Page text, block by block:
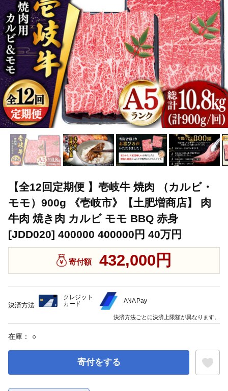
【全12回定期便 】壱岐牛 焼肉 （カルビ・
モモ）900g 《壱岐市》【土肥増商店】 肉
牛肉 焼き肉 カルビ モモ BBQ 赤身
[JDD020] 400000 400000円 40万円
寄付額 432,000円
在庫： ○
寄付をする
決済方法
クレジット
カード
ANA Pay
決済方法ごとに決済上限額が異なります。